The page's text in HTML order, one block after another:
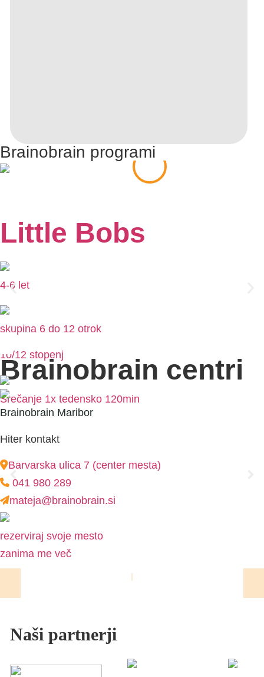
Brainobrain programi
Little Bobs
4-6 let
skupina 6 do 12 otrok
10/12 stopenj
Srečanje 1x tedensko 120min
Brainobrain centri
Brainobrain Maribor
Hiter kontakt
Barvarska ulica 7 (center mesta)
041 980 289
mateja@brainobrain.si
rezerviraj svoje mesto
zanima me več
l
Naši partnerji